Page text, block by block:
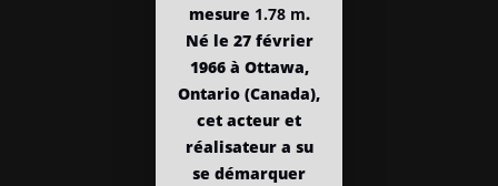
mesure 1.78 m.
Né le 27 février
1966 à Ottawa,
Ontario (Canada),
cet acteur et
réalisateur a su
se démarquer